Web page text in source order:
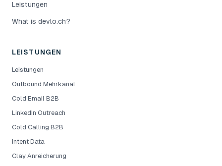
Leistungen
What is devlo.ch?
LEISTUNGEN
Leistungen
Outbound Mehrkanal
Cold Email B2B
LinkedIn Outreach
Cold Calling B2B
Intent Data
Clay Anreicherung